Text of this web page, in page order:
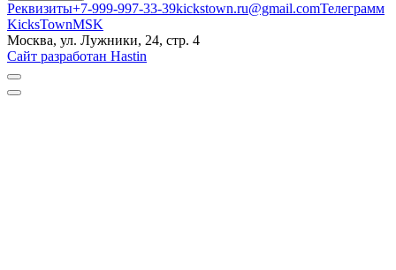
Реквизиты+7-999-997-33-39kickstown.ru@gmail.comТелеграмм
KicksTownMSK
Москва, ул. Лужники, 24, стр. 4
Сайт разработан Hastin